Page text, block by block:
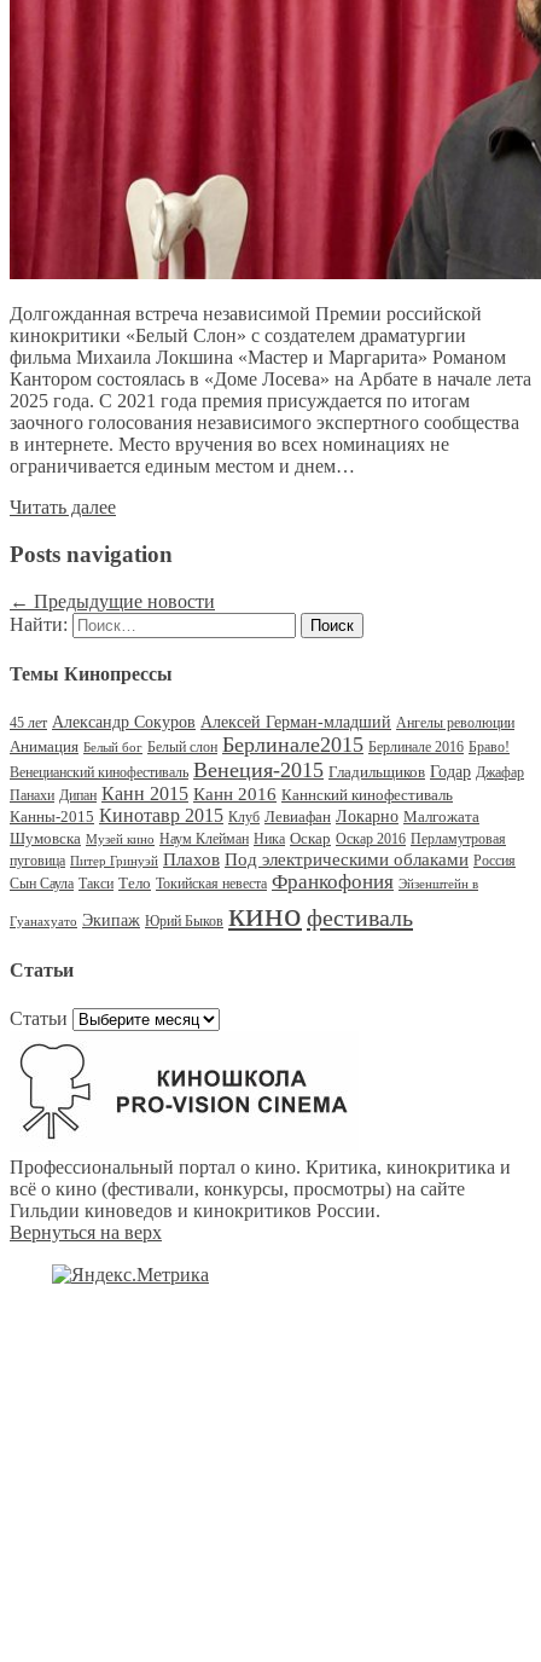
Долгожданная встреча независимой Премии российской
кинокритики «Белый Слон» с создателем драматургии
фильма Михаила Локшина «Мастер и Маргарита» Романом
Кантором состоялась в «Доме Лосева» на Арбате в начале лета
2025 года. С 2021 года премия присуждается по итогам
заочного голосования независимого экспертного сообщества
в интернете. Место вручения во всех номинациях не
ограничивается единым местом и днем…
Читать далее
Posts navigation
← Предыдущие новости
Найти:
Темы Кинопрессы
45 лет Александр Сокуров Алексей Герман-младший Ангелы революции
Анимация Белый бог Белый слон Берлинале2015 Берлинале 2016 Браво!
Венецианский кинофестиваль Венеция-2015 Гладильщиков Годар Джафар
Панахи Дипан Канн 2015 Канн 2016 Каннский кинофестиваль
Канны-2015 Кинотавр 2015 Клуб Левиафан Локарно Малгожата
Шумовска Музей кино Наум Клейман Ника Оскар Оскар 2016 Перламутровая
пуговица Питер Гринуэй Плахов Под электрическими облаками Россия
Сын Саула Такси Тело Токийская невеста Франкофония Эйзенштейн в
Гуанахуато Экипаж Юрий Быков кино фестиваль
Статьи
Статьи
Профессиональный портал о кино. Критика, кинокритика и
всё о кино (фестивали, конкурсы, просмотры) на сайте
Гильдии киноведов и кинокритиков России.
Вернуться на верх